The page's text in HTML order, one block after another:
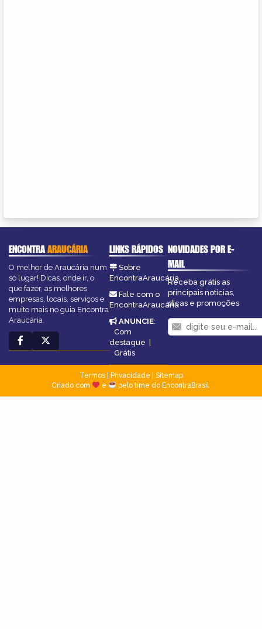
ENCONTRAARAUCÁRIA
O melhor de Araucária num
só lugar! Dicas, onde ir, o
que fazer, as melhores
empresas, locais, serviços e
muito mais no guia Encontra
Araucária.
LINKS RÁPIDOS
Sobre
EncontraAraucária
Fale com o
EncontraAraucária
ANUNCIE:
Com
destaque |
Grátis
NOVIDADES POR E-
MAIL
Receba grátis as
principais notícias,
dicas e promoções
Termos| Privacidade
Sitemap
Criado com
e pelo time do EncontraBrasil